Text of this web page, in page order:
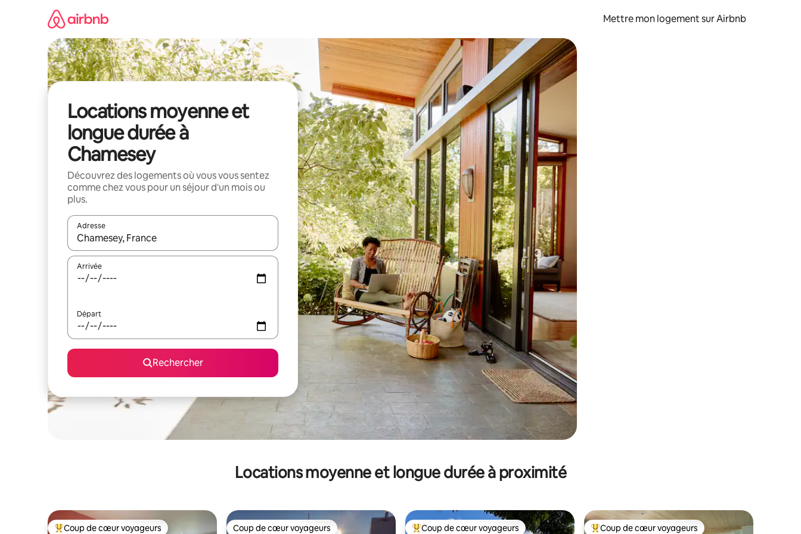
Mettre mon logement sur Airbnb
Locations moyenne et
longue durée à
Chamesey
Découvrez des logements où vous vous sentez
comme chez vous pour un séjour d'un mois ou
plus.
Adresse
Lorsque les résultats s'affichent, utilisez les flèches vers le haut et vers le bas pour les parcourir ou en appuyant et en faisant glisser.
Arrivée
Départ
Rechercher
Locations moyenne et longue durée à proximité
Coup de cœur voyageurs Coup de cœur voyageurs Coup de cœur voyageurs Coup de cœur voyageurs